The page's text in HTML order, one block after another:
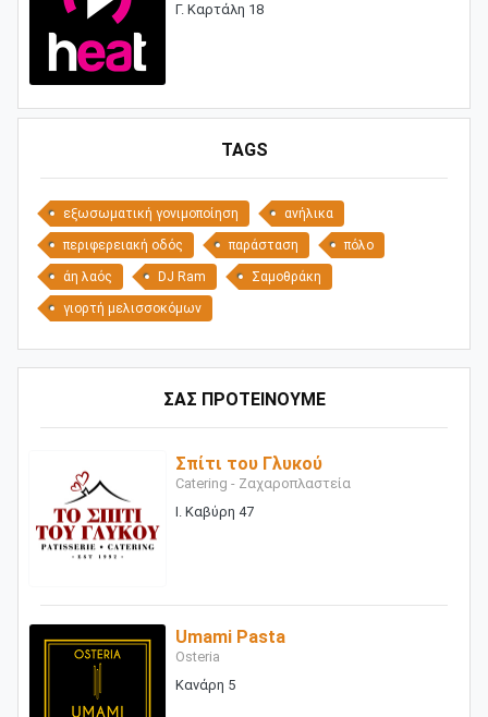
Γ. Καρτάλη 18
TAGS
εξωσωματική γονιμοποίηση ανήλικα
περιφερειακή οδός παράσταση πόλο
άη λαός DJ Ram Σαμοθράκη
γιορτή μελισσοκόμων
ΣΑΣ ΠΡΟΤΕΙΝΟΥΜΕ
Σπίτι του Γλυκού
Catering - Ζαχαροπλαστεία
Ι. Καβύρη 47
Umami Pasta
Osteria
Κανάρη 5